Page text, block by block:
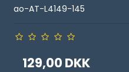
ao-AT-L4149-145
129,00 DKK